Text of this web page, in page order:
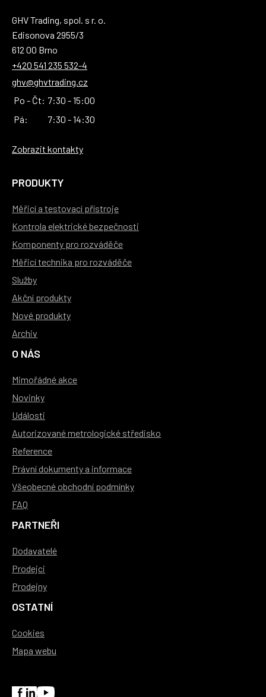
GHV Trading, spol. s r. o.
Edisonova 2955/3
612 00 Brno
+420 541 235 532-4
ghv@ghvtrading.cz
Po - Čt: 7:30 - 15:00
Pá:
7:30 - 14:30
Zobrazit kontakty
PRODUKTY
Měřicí a testovací přístroje
Kontrola elektrické bezpečnosti
Komponenty pro rozváděče
Měřicí technika pro rozváděče
Služby
Akční produkty
Nové produkty
Archiv
O NÁS
Mimořádné akce
Novinky
Události
Autorizované metrologické středisko
Reference
Právní dokumenty a informace
Všeobecné obchodní podmínky
FAQ
PARTNEŘI
Dodavatelé
Prodejci
Prodejny
OSTATNÍ
Cookies
Mapa webu